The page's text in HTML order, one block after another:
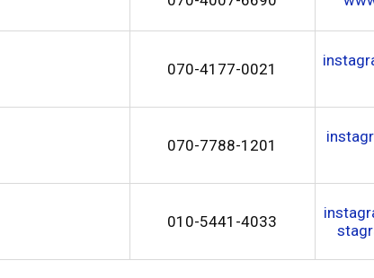
070-4177-0021
070-7788-1201
010-5441-4033